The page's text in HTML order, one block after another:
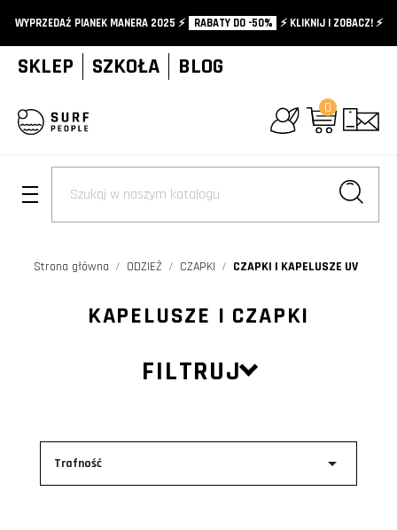
WYPRZEDAŻ PIANEK MANERA 2025 ⚡️ RABATY DO -50% ⚡️ KLIKNIJ I ZOBACZ! ⚡️
SKLEP SZKOŁA BLOG
0
+
Strona główna ODZIEŻ CZAPKI CZAPKI I KAPELUSZE UV
FILTRUJ
KAPELUSZE I CZAPKI
Trafność 